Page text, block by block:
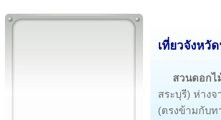
เที่ยวจังหวั
สวนดอกไ
สระบุรี) ห่าง
(ตรงข้ามกับท